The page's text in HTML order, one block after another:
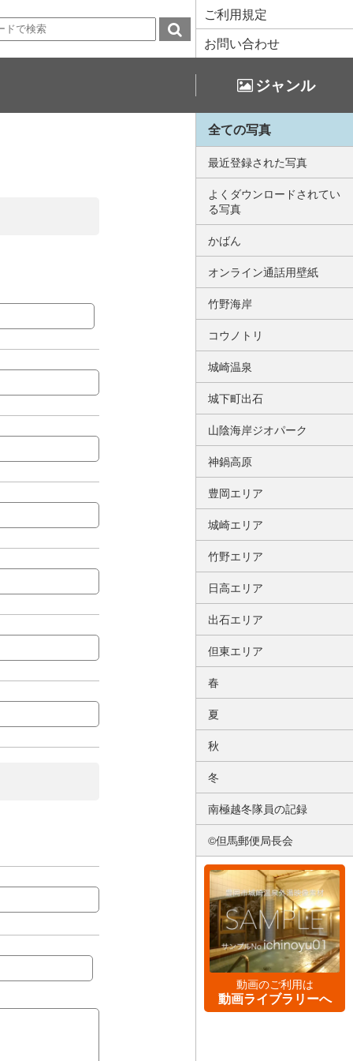
ご利用規定
お問い合わせ
ジャンル
全ての写真
最近登録された写真
よくダウンロードされてい
る写真
かばん
オンライン通話用壁紙
竹野海岸
コウノトリ
城崎温泉
城下町出石
山陰海岸ジオパーク
神鍋高原
豊岡エリア
城崎エリア
竹野エリア
日高エリア
出石エリア
但東エリア
春
夏
秋
冬
南極越冬隊員の記録
©但馬郵便局長会
動画のご利用は
動画ライブラリーへ